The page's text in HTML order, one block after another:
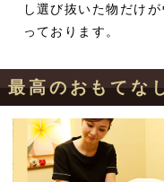
し選び抜いた物だけ
っております。
最高のおもてな